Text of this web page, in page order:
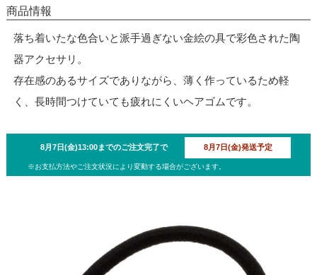
商品情報
落ち着いたな色合いと派手過ぎない金絵の具で彩色された陶
器アクセサリ。
存在感のあるサイズでありながら、薄く作っているため軽
く、長時間つけていても疲れにくいヘアゴムです。